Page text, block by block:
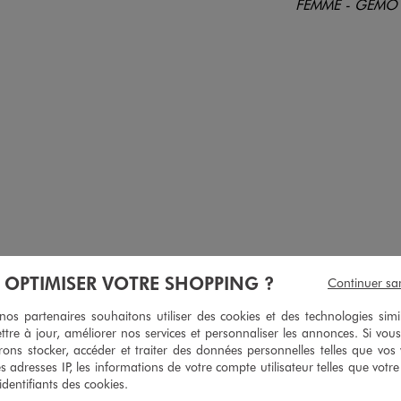
coupe ajustée femme
25,99 €
5/5 de moyenne
(7 avis)
Chaussettes tige haute motif animalier femme
9,99 €
OPTIMISER VOTRE SHOPPING ?
partenaires souhaitons utiliser des cookies et des technologies
à jour, améliorer nos services et personnaliser les annonces. Si
stocker, accéder et traiter des données personnelles telles que vos
adresses IP, les informations de votre compte utilisateur telles que
des cookies.
Continuer